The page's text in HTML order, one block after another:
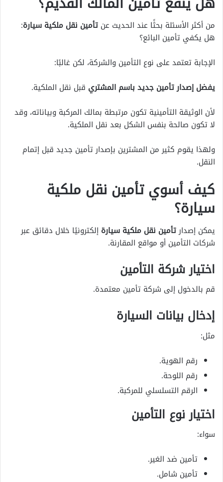
من أكثر الأسئلة بحثًا عند الحديث عن تأمين نقل ملكية سيارة:
هل يكفي تأمين البائع؟
الإجابة تعتمد على نوع التأمين والشركة، لكن غالبًا:
يفضل إصدار تأمين جديد باسم المشتري قبل نقل الملكية.
لأن الوثيقة التأمينية تكون مرتبطة بمالك المركبة وبياناته، وقد
لا تكون صالحة بنفس الشكل بعد نقل الملكية.
ولهذا يقوم كثير من المشترين بإصدار تأمين جديد قبل إتمام
النقل.
كيف أسوي تأمين نقل ملكية
سيارة؟
يمكن إصدارتأمين نقل ملكية سيارة إلكترونيًا خلال دقائق عبر
شركات التأمين أو مواقع المقارنة.
اختيار شركة التأمين
قم بالدخول إلى شركة تأمين معتمدة.
إدخال بيانات السيارة
مثل:
رقم الهوية.
رقم اللوحة.
الرقم التسلسلي للمركبة.
اختيار نوع التأمين
سواء:
تأمين ضد الغير.
تأمين شامل.